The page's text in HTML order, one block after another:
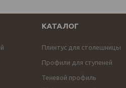
КАТАЛОГ
Плинтус для столешницы
Профили для ступеней
Теневой профиль